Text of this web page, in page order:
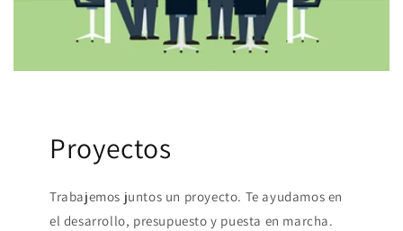
Proyectos
Trabajemos juntos un proyecto. Te ayudamos en
el desarrollo, presupuesto y puesta en marcha.